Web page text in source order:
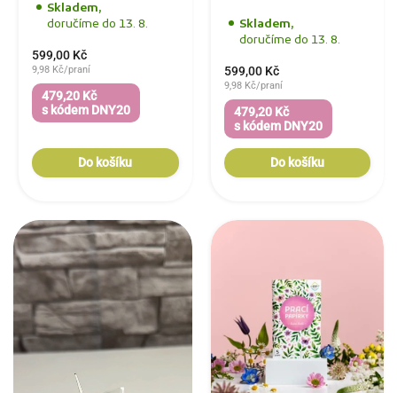
Skladem,
doručíme do 13. 8.
599,00 Kč
9,98 Kč/praní
479,20 Kč
s kódem DNY20
Do košíku
Skladem,
doručíme do 13. 8.
599,00 Kč
9,98 Kč/praní
479,20 Kč
s kódem DNY20
Do košíku